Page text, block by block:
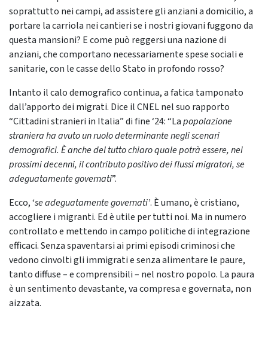
soprattutto nei campi, ad assistere gli anziani a domicilio, a
portare la carriola nei cantieri se i nostri giovani fuggono da
questa mansioni? E come può reggersi una nazione di
anziani, che comportano necessariamente spese sociali e
sanitarie, con le casse dello Stato in profondo rosso?
Intanto il calo demografico continua, a fatica tamponato
dall’apporto dei migrati. Dice il CNEL nel suo rapporto
“Cittadini stranieri in Italia” di fine ‘24: “Lapopolazione
straniera ha avuto un ruolo determinante negli scenari
demografici. È anche del tutto chiaro quale potrà essere, nei
prossimi decenni, il contributo positivo dei flussi migratori, se
adeguatamente governati”.
Ecco, ‘se adeguatamente governati’. È umano, è cristiano,
accogliere i migranti. Ed è utile per tutti noi. Ma in numero
controllato e mettendo in campo politiche di integrazione
efficaci. Senza spaventarsi ai primi episodi criminosi che
vedono cinvolti gli immigrati e senza alimentare le paure,
tanto diffuse – e comprensibili – nel nostro popolo. La paura
è un sentimento devastante, va compresa e governata, non
aizzata.